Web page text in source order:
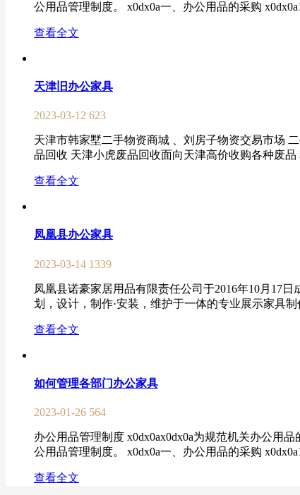
公用品管理制度。 x0dx0a一、办公用品的采购
查看全文
天津旧办公家具
2023-03-12 623
天津市韩家墅二手物资商城 、刘房子物资交易市场
品回收 天津小虎废品回收面向天津高价收购各种废
查看全文
凤凰县办公家具
2023-03-14 1339
凤凰县诺豪家居用品有限责任公司于2016年10月17
划，设计，制作·安装，维护于一体的专业展示家具
查看全文
如何管理各部门办公家具
2023-01-26 564
办公用品管理制度 x0dx0ax0dx0a为规范机关办公用
公用品管理制度。 x0dx0a一、办公用品的采购
查看全文